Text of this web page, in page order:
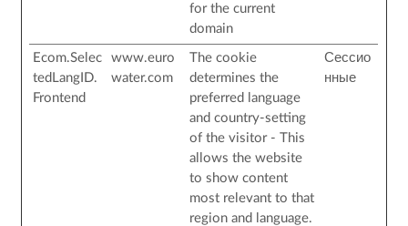
for the current
domain
Ecom.Selec
tedLangID.
Frontend
www.euro
water.com
The cookie
determines the
preferred language
and country-setting
of the visitor - This
allows the website
to show content
most relevant to that
region and language.
Сессио
нные